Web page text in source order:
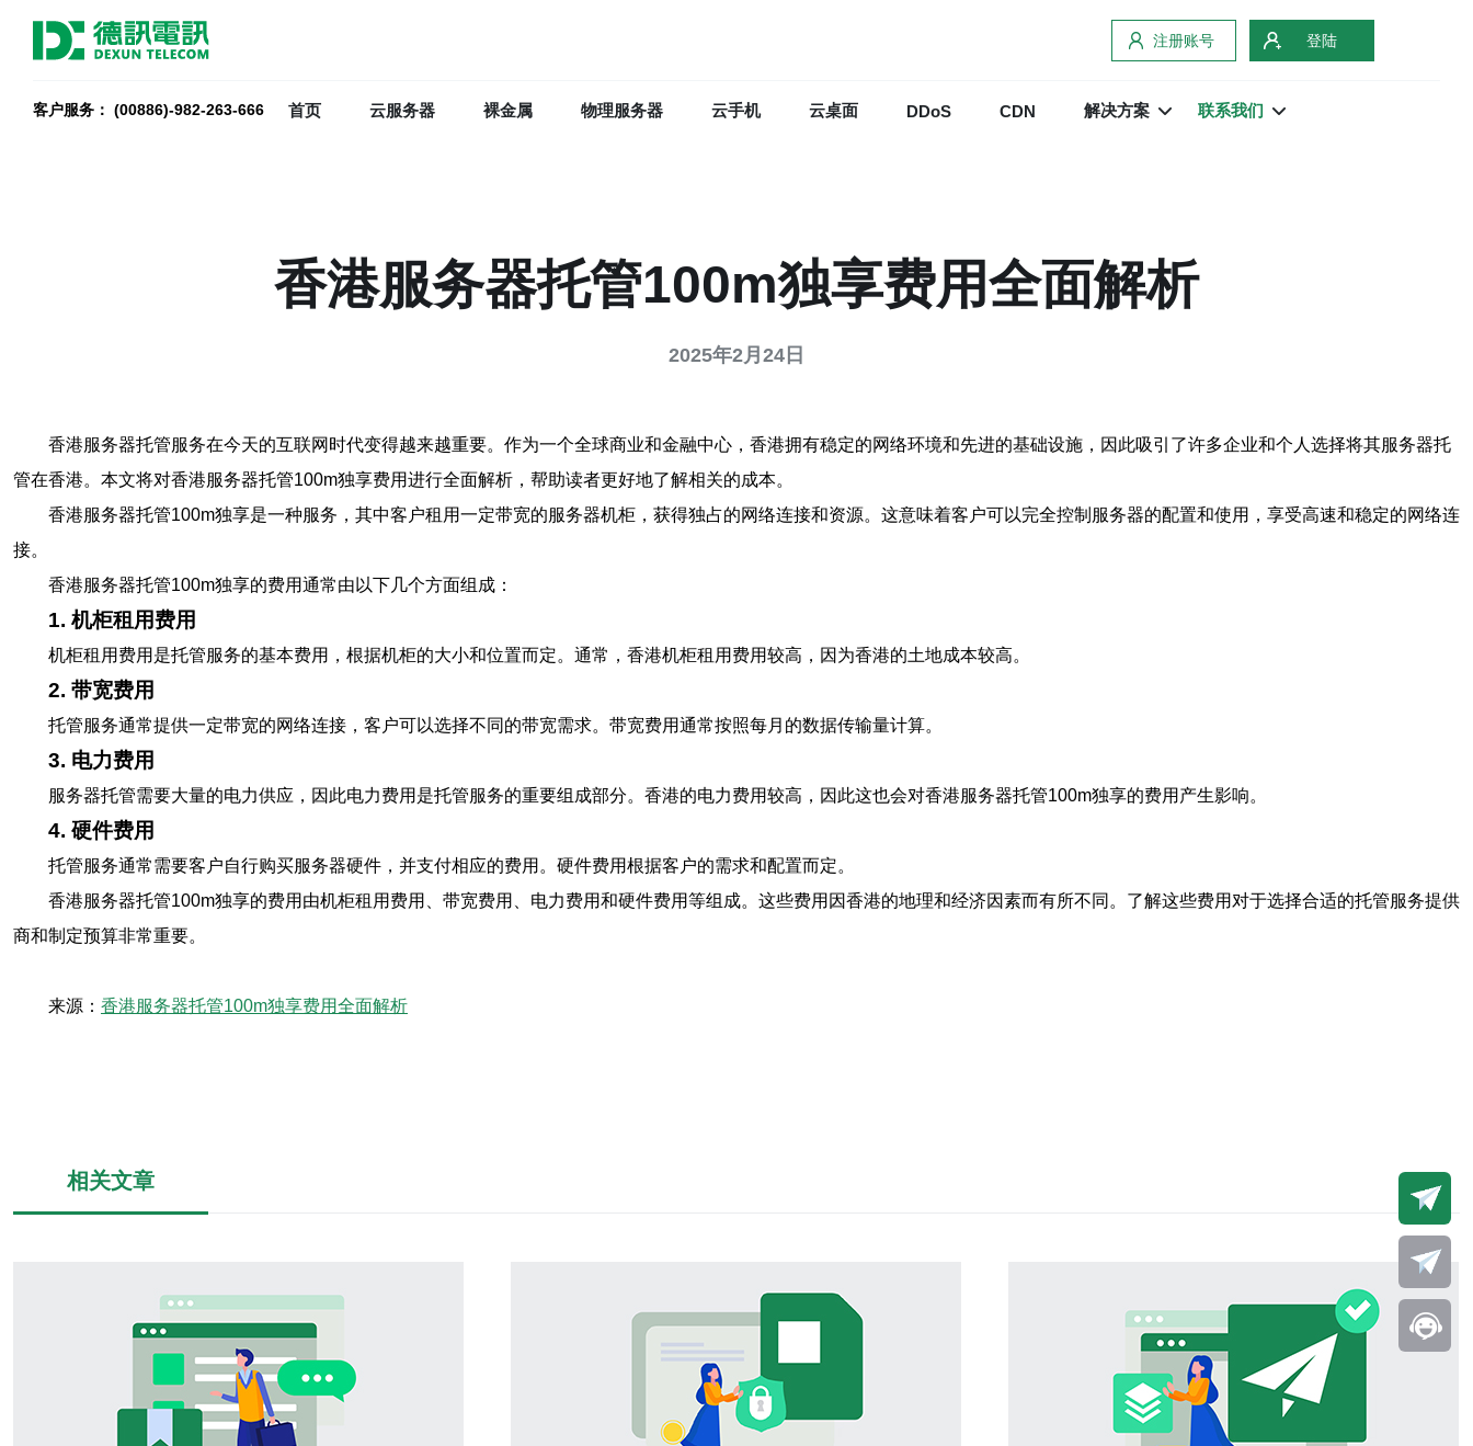
注册账号 登陆
客户服务： (00886)-982-263-666 首页 云服务器 裸金属 物理服务器 云手机 云桌面 DDoS CDN 解决方案 联系我们
香港服务器托管100m独享费用全面解析
2025年2月24日
香港服务器托管服务在今天的互联网时代变得越来越重要。作为一个全球商业和金融中心，香港拥有稳定的网络环境和先进的基础设施，因此吸引了许多企业和个人选择将其服务器托
管在香港。本文将对香港服务器托管100m独享费用进行全面解析，帮助读者更好地了解相关的成本。
香港服务器托管100m独享是一种服务，其中客户租用一定带宽的服务器机柜，获得独占的网络连接和资源。这意味着客户可以完全控制服务器的配置和使用，享受高速和稳定的网络连
接。
香港服务器托管100m独享的费用通常由以下几个方面组成：
1. 机柜租用费用
机柜租用费用是托管服务的基本费用，根据机柜的大小和位置而定。通常，香港机柜租用费用较高，因为香港的土地成本较高。
2. 带宽费用
托管服务通常提供一定带宽的网络连接，客户可以选择不同的带宽需求。带宽费用通常按照每月的数据传输量计算。
3. 电力费用
服务器托管需要大量的电力供应，因此电力费用是托管服务的重要组成部分。香港的电力费用较高，因此这也会对香港服务器托管100m独享的费用产生影响。
4. 硬件费用
托管服务通常需要客户自行购买服务器硬件，并支付相应的费用。硬件费用根据客户的需求和配置而定。
香港服务器托管100m独享的费用由机柜租用费用、带宽费用、电力费用和硬件费用等组成。这些费用因香港的地理和经济因素而有所不同。了解这些费用对于选择合适的托管服务提供
商和制定预算非常重要。
来源： 香港服务器托管100m独享费用全面解析
相关文章